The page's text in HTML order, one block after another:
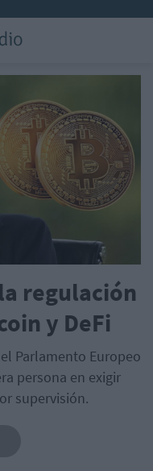
regulación
y DeFi
Parlamento Europeo
persona en exigir
supervisión.